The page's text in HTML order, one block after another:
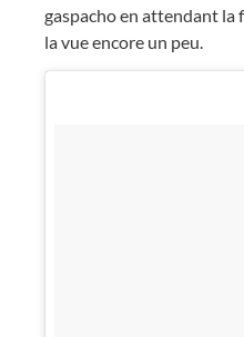
gaspacho en attendant la
la vue encore un peu.